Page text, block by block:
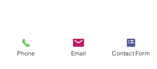
Phone Email Contact Form